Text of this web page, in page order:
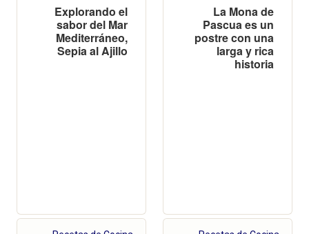
Explorando el
sabor del Mar
Mediterráneo,
Sepia al Ajillo
La Mona de
Pascua es un
postre con una
larga y rica
historia